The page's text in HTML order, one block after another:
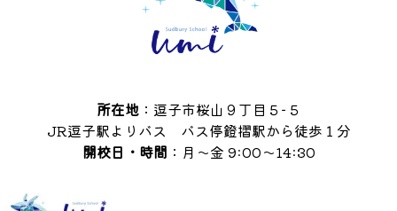
所在地：逗子市桜山９丁目５−５
JR逗子駅よりバス バス停鐙摺駅から徒歩１分
開校日・時間 ：月〜金 9:00〜14:30